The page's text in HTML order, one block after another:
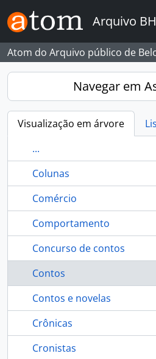
Skip to main content
Arquivo BH
Atom do Arquivo público de
Navegar em
Visualização em árvore
...
Colunas
Comércio
Comportamento
Concurso de contos
Contos
Contos e novelas
Crônicas
Cronistas